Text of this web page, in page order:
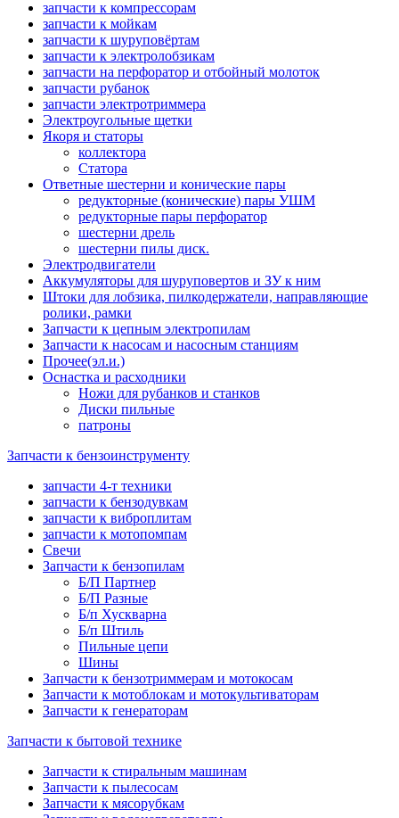
запчасти к компрессорам
запчасти к мойкам
запчасти к шуруповёртам
запчасти к электролобзикам
запчасти на перфоратор и отбойный молоток
запчасти рубанок
запчасти электротриммера
Электроугольные щетки
Якоря и статоры
коллектора
Статора
Ответные шестерни и конические пары
редукторные (конические) пары УШМ
редукторные пары перфоратор
шестерни дрель
шестерни пилы диск.
Электродвигатели
Аккумуляторы для шуруповертов и ЗУ к ним
Штоки для лобзика, пилкодержатели, направляющие
ролики, рамки
Запчасти к цепным электропилам
Запчасти к насосам и насосным станциям
Прочее(эл.и.)
Оснастка и расходники
Ножи для рубанков и станков
Диски пильные
патроны
Запчасти к бензоинструменту
запчасти 4-т техники
запчасти к бензодувкам
запчасти к виброплитам
запчасти к мотопомпам
Свечи
Запчасти к бензопилам
Б/П Партнер
Б/П Разные
Б/п Хускварна
Б/п Штиль
Пильные цепи
Шины
Запчасти к бензотриммерам и мотокосам
Запчасти к мотоблокам и мотокультиваторам
Запчасти к генераторам
Запчасти к бытовой технике
Запчасти к стиральным машинам
Запчасти к пылесосам
Запчасти к мясорубкам